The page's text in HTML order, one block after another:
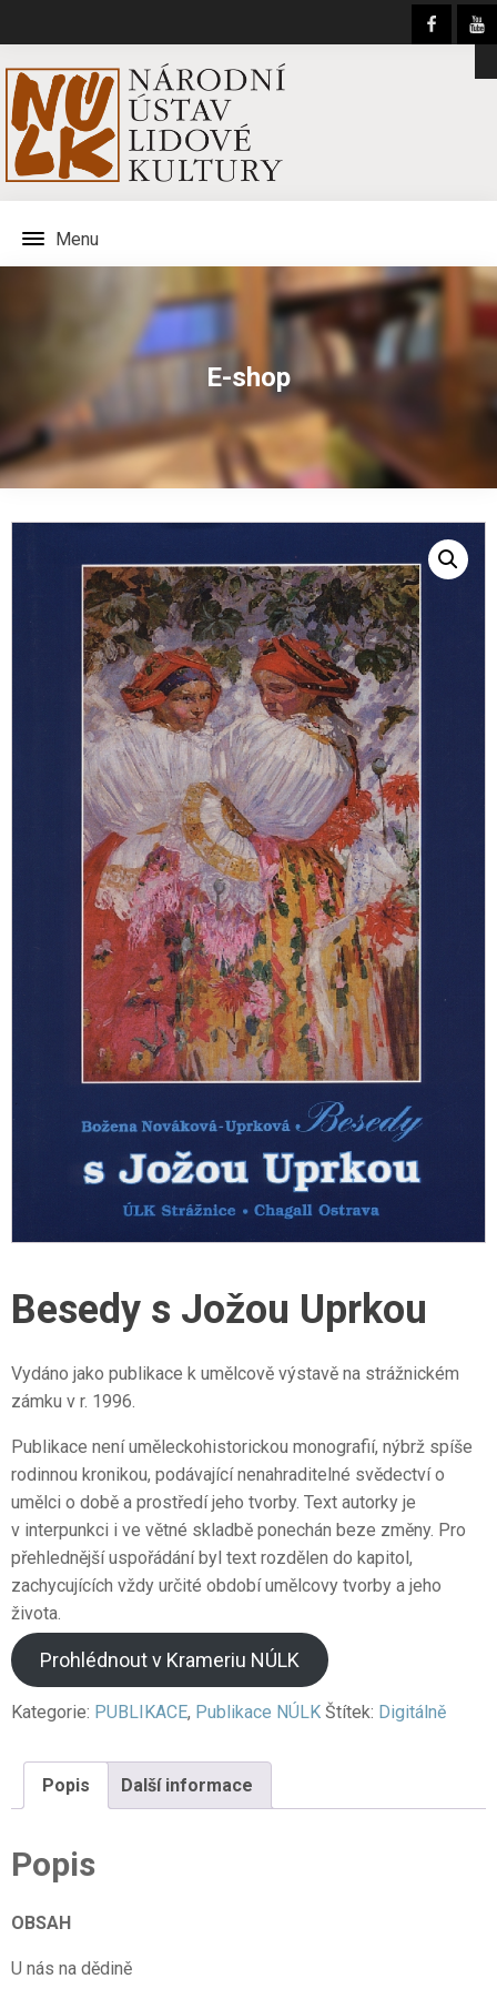
Menu
E-shop
Besedy s Jožou Uprkou
Vydáno jako publikace k umělcově výstavě na strážnickém
zámku v r. 1996.
Publikace není uměleckohistorickou monografií, nýbrž spíše
rodinnou kronikou, podávající nenahraditelné svědectví o
umělci o době a prostředí jeho tvorby. Text autorky je
v interpunkci i ve větné skladbě ponechán beze změny. Pro
přehlednější uspořádání byl text rozdělen do kapitol,
zachycujících vždy určité období umělcovy tvorby a jeho
života.
Prohlédnout v Krameriu NÚLK
Kategorie: PUBLIKACE, Publikace NÚLK Štítek: Digitálně
Popis Další informace
Popis
OBSAH
U nás na dědině